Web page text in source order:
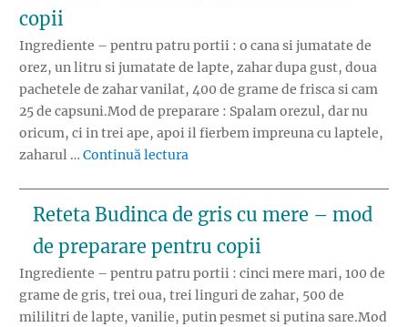
copii
Ingrediente – pentru patru portii : o cana si jumatate de
orez, un litru si jumatate de lapte, zahar dupa gust, doua
pachetele de zahar vanilat, 400 de grame de frisca si cam
25 de capsuni.Mod de preparare : Spalam orezul, dar nu
oricum, ci in trei ape, apoi il fierbem impreuna cu laptele,
zaharul … Continuă lectura
Reteta Budinca de gris cu mere – mod
de preparare pentru copii
Ingrediente – pentru patru portii : cinci mere mari, 100 de
grame de gris, trei oua, trei linguri de zahar, 500 de
mililitri de lapte, vanilie, putin pesmet si putina sare.Mod